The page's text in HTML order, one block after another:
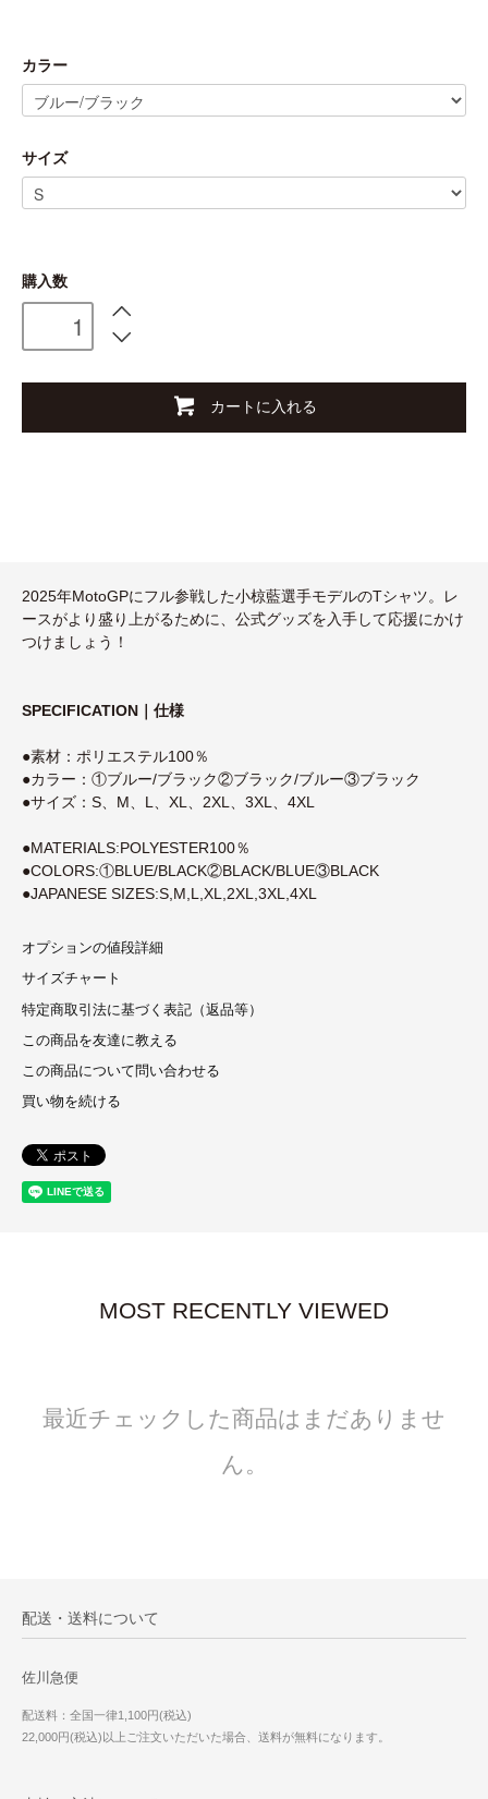
カラー
サイズ
購入数
カートに入れる
2025年MotoGPにフル参戦した小椋藍選手モデルのTシャツ。レ
ースがより盛り上がるために、公式グッズを入手して応援にかけ
つけましょう！
SPECIFICATION｜仕様
●素材：ポリエステル100％
●カラー：①ブルー/ブラック②ブラック/ブルー③ブラック
●サイズ：S、M、L、XL、2XL、3XL、4XL
●MATERIALS:POLYESTER100％
●COLORS:①BLUE/BLACK②BLACK/BLUE③BLACK
●JAPANESE SIZES:S,M,L,XL,2XL,3XL,4XL
オプションの値段詳細
サイズチャート
特定商取引法に基づく表記（返品等）
この商品を友達に教える
この商品について問い合わせる
買い物を続ける
MOST RECENTLY VIEWED
最近チェックした商品はまだありませ
ん。
配送・送料について
佐川急便
配送料：全国一律1,100円(税込)
22,000円(税込)以上ご注文いただいた場合、送料が無料になります。